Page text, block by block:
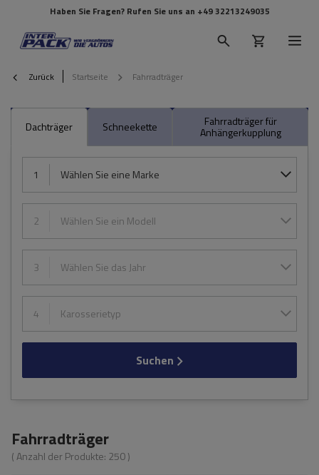
Haben Sie Fragen? Rufen Sie uns an +49 32213249035
Zurück Startseite Fahrradträger
Dachträger Schneekette Fahrradträger für
Anhängerkupplung
1 Wählen Sie eine Marke
2 Wählen Sie ein Modell
3 Wählen Sie das Jahr
4 Karosserietyp
Suchen
Fahrradträger
( Anzahl der Produkte: 250)